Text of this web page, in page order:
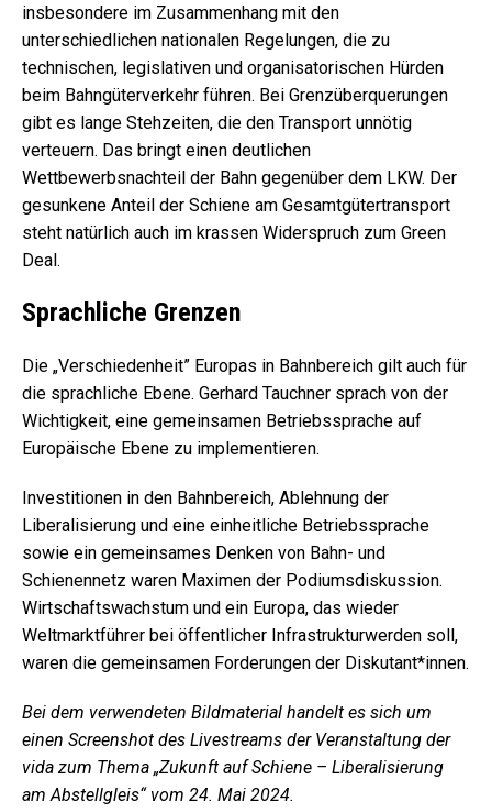
insbesondere im Zusammenhang mit den
unterschiedlichen nationalen Regelungen, die zu
technischen, legislativen und organisatorischen Hürden
beim Bahngüterverkehr führen. Bei Grenzüberquerungen
gibt es lange Stehzeiten, die den Transport unnötig
verteuern. Das bringt einen deutlichen
Wettbewerbsnachteil der Bahn gegenüber dem LKW. Der
gesunkene Anteil der Schiene am Gesamtgütertransport
steht natürlich auch im krassen Widerspruch zum Green
Deal.
Sprachliche Grenzen
Die „Verschiedenheit” Europas in Bahnbereich gilt auch für
die sprachliche Ebene. Gerhard Tauchner sprach von der
Wichtigkeit, eine gemeinsamen Betriebssprache auf
Europäische Ebene zu implementieren.
Investitionen in den Bahnbereich, Ablehnung der
Liberalisierung und eine einheitliche Betriebssprache
sowie ein gemeinsames Denken von Bahn- und
Schienennetz waren Maximen der Podiumsdiskussion.
Wirtschaftswachstum und ein Europa, das wieder
Weltmarktführer bei öffentlicher Infrastrukturwerden soll,
waren die gemeinsamen Forderungen der Diskutant*innen.
Bei dem verwendeten Bildmaterial handelt es sich um
einen Screenshot des Livestreams der Veranstaltung der
vida zum Thema „Zukunft auf Schiene – Liberalisierung
am Abstellgleis“ vom 24. Mai 2024.